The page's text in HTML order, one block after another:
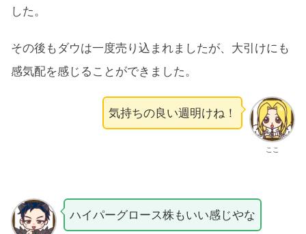
した。
その後もダウは一度売り込まれましたが、大引けにも
感気配を感じることができました。
ここ
気持ちの良い週明けね！
ハイパーグロース株もいい感じやな